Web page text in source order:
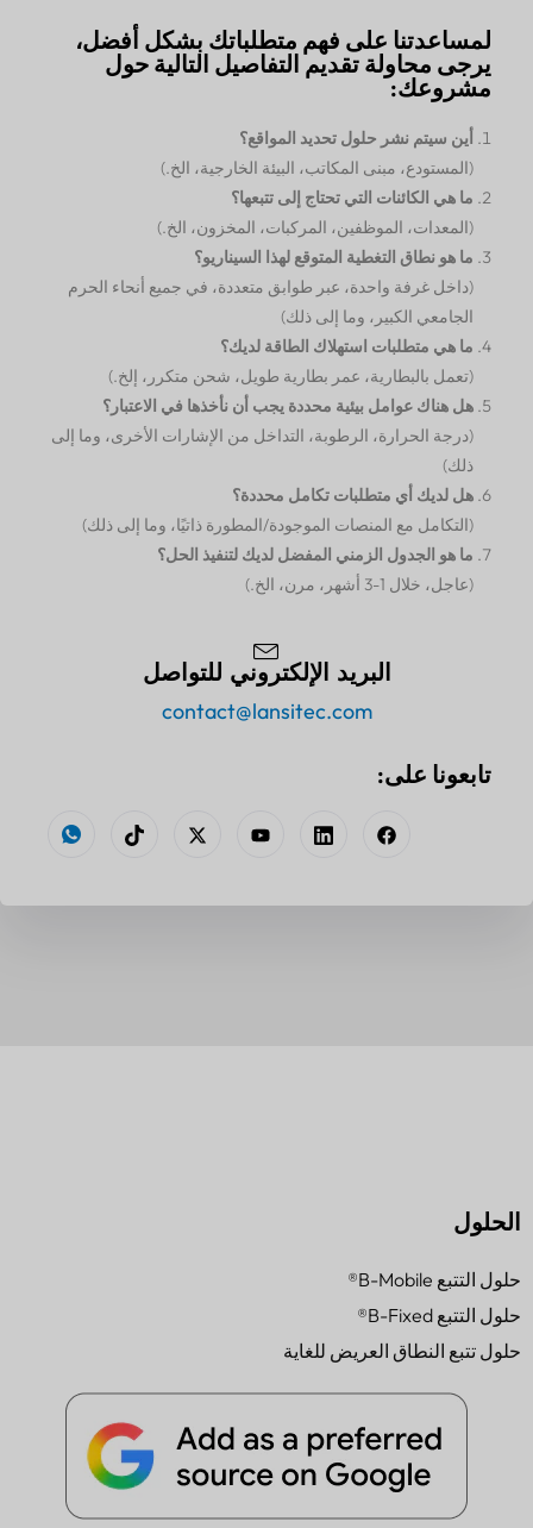
لمساعدتنا على فهم متطلباتك بشكل أفضل،
يرجى محاولة تقديم التفاصيل التالية حول
مشروعك:
أين سيتم نشر حلول تحديد المواقع؟
(المستودع، مبنى المكاتب، البيئة الخارجية، الخ.)
ما هي الكائنات التي تحتاج إلى تتبعها؟
(المعدات، الموظفين، المركبات، المخزون، الخ.)
ما هو نطاق التغطية المتوقع لهذا السيناريو؟
(داخل غرفة واحدة، عبر طوابق متعددة، في جميع أنحاء الحرم
الجامعي الكبير، وما إلى ذلك)
ما هي متطلبات استهلاك الطاقة لديك؟
(تعمل بالبطارية، عمر بطارية طويل، شحن متكرر، إلخ.)
هل هناك عوامل بيئية محددة يجب أن نأخذها في الاعتبار؟
(درجة الحرارة، الرطوبة، التداخل من الإشارات الأخرى، وما إلى
ذلك)
هل لديك أي متطلبات تكامل محددة؟
(التكامل مع المنصات الموجودة/المطورة ذاتيًا، وما إلى ذلك)
ما هو الجدول الزمني المفضل لديك لتنفيذ الحل؟
(عاجل، خلال 1-3 أشهر، مرن، الخ.)
البريد الإلكتروني للتواصل
contact@lansitec.com
تابعونا على:
الحلول
حلول التتبع B-Mobile®
حلول التتبع B-Fixed®
حلول تتبع النطاق العريض للغاية